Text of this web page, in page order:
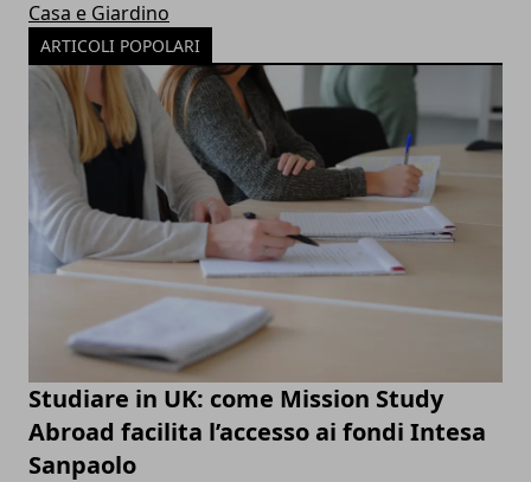
Casa e Giardino
ARTICOLI POPOLARI
Studiare in UK: come Mission Study
Abroad facilita l’accesso ai fondi Intesa
Sanpaolo